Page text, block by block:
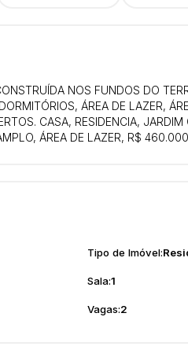
NOS FUNDOS DO
ÁREA DE LAZER,
CASA, RESIDENCIA, JARDIM
ÁREA DE LAZER, R$
Tipo de Imóvel:
Sala:1
Vagas:2